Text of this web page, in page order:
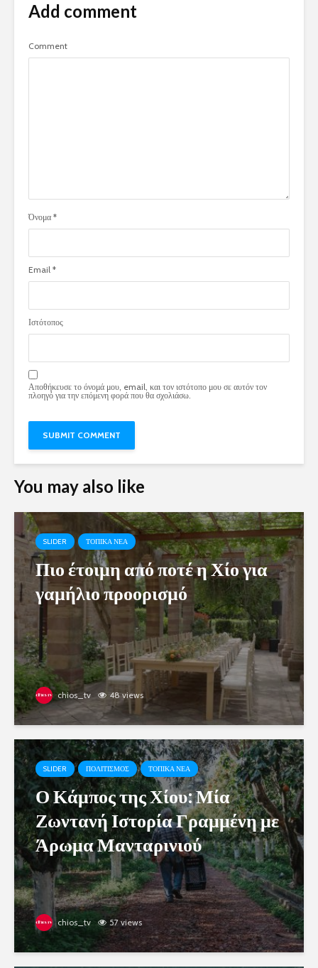
Add comment
Comment
Όνομα *
Email *
Ιστότοπος
Αποθήκευσε το όνομά μου, email, και τον ιστότοπο μου σε αυτόν τον
πλοηγό για την επόμενη φορά που θα σχολιάσω.
You may also like
SLIDER ΤΟΠΙΚΑ ΝΕΑ
Πιο έτοιμη από ποτέ η Χίο για
γαμήλιο προορισμό
chios_tv 48 views
SLIDER ΠΟΛΙΤΙΣΜΟΣ ΤΟΠΙΚΑ ΝΕΑ
Ο Κάμπος της Χίου: Μία
Ζωντανή Ιστορία Γραμμένη με
Άρωμα Μανταρινιού
chios_tv 57 views